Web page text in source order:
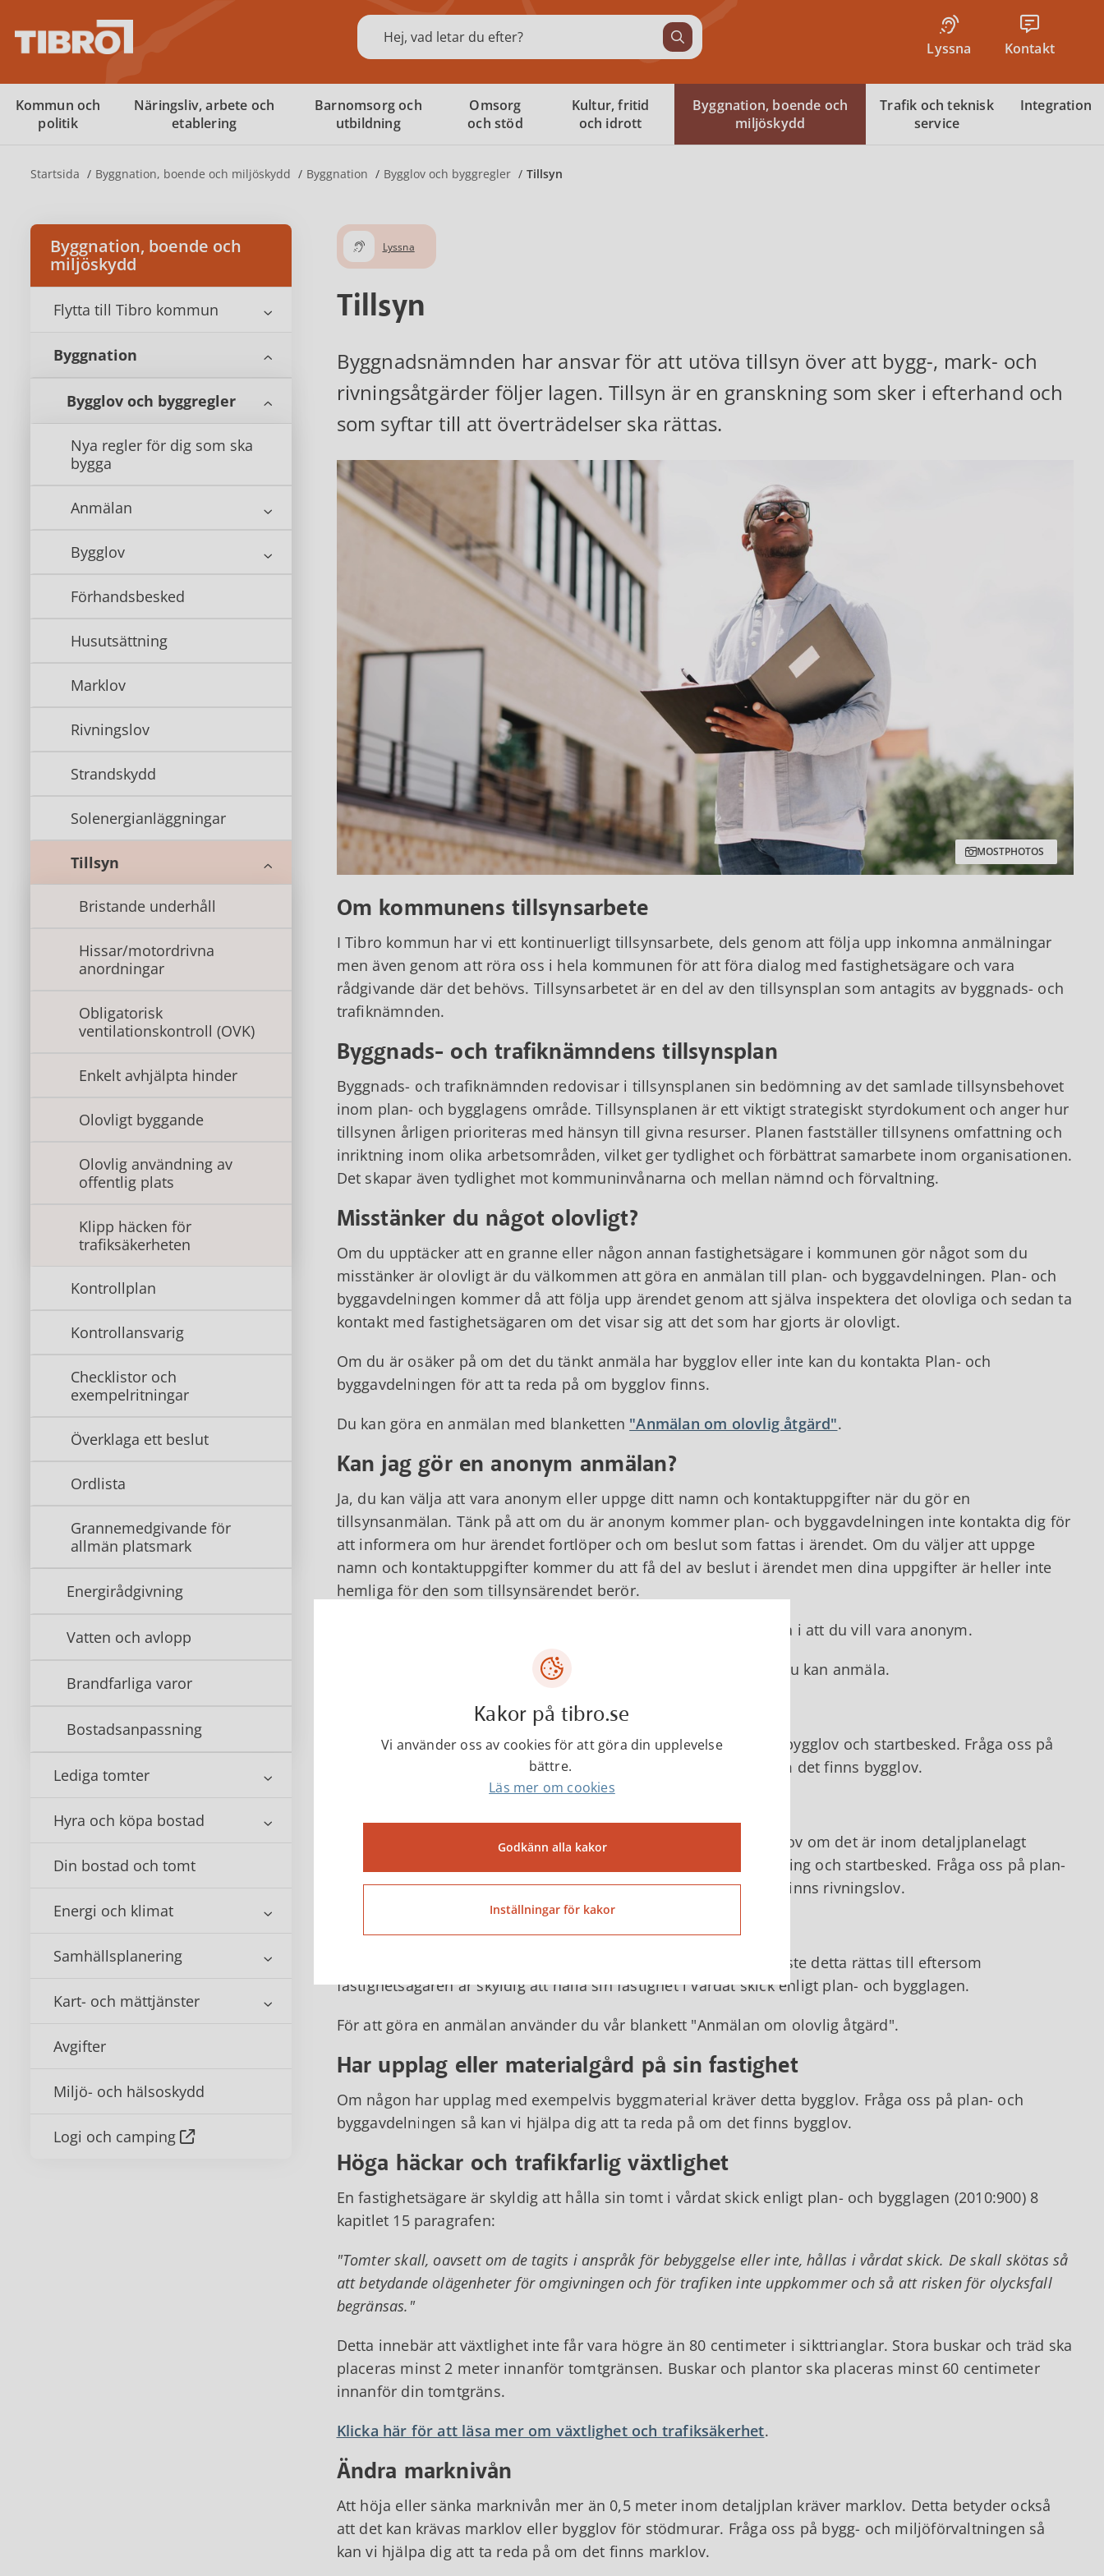
Sök
Lyssna Kontakt
Kommun och
politik
Näringsliv, arbete och
etablering
Barnomsorg och
utbildning
Omsorg
och stöd
Kultur, fritid
och idrott
Byggnation, boende och
miljöskydd
Trafik och teknisk
service
Integration
Startsida Byggnation, boende och miljöskydd Byggnation Bygglov och byggregler Tillsyn
Byggnation, boende och
miljöskydd
Flytta till Tibro kommun
Byggnation
Bygglov och byggregler
Nya regler för dig som ska
bygga
Anmälan
Bygglov
Förhandsbesked
Husutsättning
Marklov
Rivningslov
Strandskydd
Solenergianläggningar
Tillsyn
Bristande underhåll
Hissar/motordrivna
anordningar
Obligatorisk
ventilationskontroll (OVK)
Enkelt avhjälpta hinder
Olovligt byggande
Olovlig användning av
offentlig plats
Klipp häcken för
trafiksäkerheten
Kontrollplan
Kontrollansvarig
Checklistor och
exempelritningar
Överklaga ett beslut
Ordlista
Grannemedgivande för
allmän platsmark
Energirådgivning
Vatten och avlopp
Brandfarliga varor
Bostadsanpassning
Lediga tomter
Hyra och köpa bostad
Din bostad och tomt
Energi och klimat
Samhällsplanering
Kart- och mättjänster
Avgifter
Miljö- och hälsoskydd
Logi och camping
Lyssna
Tillsyn
Byggnadsnämnden har ansvar för att utöva tillsyn över att bygg-, mark- och
rivningsåtgärder följer lagen. Tillsyn är en granskning som sker i efterhand och
som syftar till att överträdelser ska rättas.
MOSTPHOTOS
Om kommunens tillsynsarbete
I Tibro kommun har vi ett kontinuerligt tillsynsarbete, dels genom att följa upp inkomna anmälningar
men även genom att röra oss i hela kommunen för att föra dialog med fastighetsägare och vara
rådgivande där det behövs. Tillsynsarbetet är en del av den tillsynsplan som antagits av byggnads- och
trafiknämnden.
Byggnads- och trafiknämndens tillsynsplan
Byggnads- och trafiknämnden redovisar i tillsynsplanen sin bedömning av det samlade tillsynsbehovet
inom plan- och bygglagens område. Tillsynsplanen är ett viktigt strategiskt styrdokument och anger hur
tillsynen årligen prioriteras med hänsyn till givna resurser. Planen fastställer tillsynens omfattning och
inriktning inom olika arbetsområden, vilket ger tydlighet och förbättrat samarbete inom organisationen.
Det skapar även tydlighet mot kommuninvånarna och mellan nämnd och förvaltning.
Misstänker du något olovligt?
Om du upptäcker att en granne eller någon annan fastighetsägare i kommunen gör något som du
misstänker är olovligt är du välkommen att göra en anmälan till plan- och byggavdelningen. Plan- och
byggavdelningen kommer då att följa upp ärendet genom att själva inspektera det olovliga och sedan ta
kontakt med fastighetsägaren om det visar sig att det som har gjorts är olovligt.
Om du är osäker på om det du tänkt anmäla har bygglov eller inte kan du kontakta Plan- och
byggavdelningen för att ta reda på om bygglov finns.
Du kan göra en anmälan med blanketten "Anmälan om olovlig åtgärd".
Kan jag gör en anonym anmälan?
Ja, du kan välja att vara anonym eller uppge ditt namn och kontaktuppgifter när du gör en
tillsynsanmälan. Tänk på att om du är anonym kommer plan- och byggavdelningen inte kontakta dig för
att informera om hur ärendet fortlöper och om beslut som fattas i ärendet. Om du väljer att uppge
namn och kontaktuppgifter kommer du att få del av beslut i ärendet men dina uppgifter är heller inte
hemliga för den som tillsynsärendet berör.
kan du välja att kryssa i att du vill vara anonym.
Nedan är exempel på åtgärder som kan vara olovliga och som du kan anmäla.
Bygger nytt eller bygger till
Om någon bygger nytt eller bygger till krävs i de allra flesta fall bygglov och startbesked. Fråga oss på
plan- och byggavdelningen så kan vi hjälpa dig att ta reda på om det finns bygglov.
Om någon river en byggnad eller del av byggnad krävs rivningslov om det är inom detaljplanelagt
område. Utanför detaljplanelagt område krävs anmälan om rivning och startbesked. Fråga oss på plan-
och byggavdelningen så kan vi hjälpa dig att ta reda på om det finns rivningslov.
Ovårdad fastighet
Om en byggnad eller tomt kan utgöra en fara för omgivning måste detta rättas till eftersom
fastighetsägaren är skyldig att hålla sin fastighet i vårdat skick enligt plan- och bygglagen.
För att göra en anmälan använder du vår blankett "Anmälan om olovlig åtgärd".
Har upplag eller materialgård på sin fastighet
Om någon har upplag med exempelvis byggmaterial kräver detta bygglov. Fråga oss på plan- och
byggavdelningen så kan vi hjälpa dig att ta reda på om det finns bygglov.
Höga häckar och trafikfarlig växtlighet
En fastighetsägare är skyldig att hålla sin tomt i vårdat skick enligt plan- och bygglagen (2010:900) 8
kapitlet 15 paragrafen:
"Tomter skall, oavsett om de tagits i anspråk för bebyggelse eller inte, hållas i vårdat skick. De skall skötas så
att betydande olägenheter för omgivningen och för trafiken inte uppkommer och så att risken för olycksfall
begränsas."
Detta innebär att växtlighet inte får vara högre än 80 centimeter i sikttrianglar. Stora buskar och träd ska
placeras minst 2 meter innanför tomtgränsen. Buskar och plantor ska placeras minst 60 centimeter
innanför din tomtgräns.
Klicka här för att läsa mer om växtlighet och trafiksäkerhet.
Ändra marknivån
Att höja eller sänka marknivån mer än 0,5 meter inom detaljplan kräver marklov. Detta betyder också
att det kan krävas marklov eller bygglov för stödmurar. Fråga oss på bygg- och miljöförvaltningen så
kan vi hjälpa dig att ta reda på om det finns marklov.
Kakor på tibro.se
Vi använder oss av cookies för att göra din upplevelse
bättre.
Läs mer om cookies
Godkänn alla kakor
Inställningar för kakor